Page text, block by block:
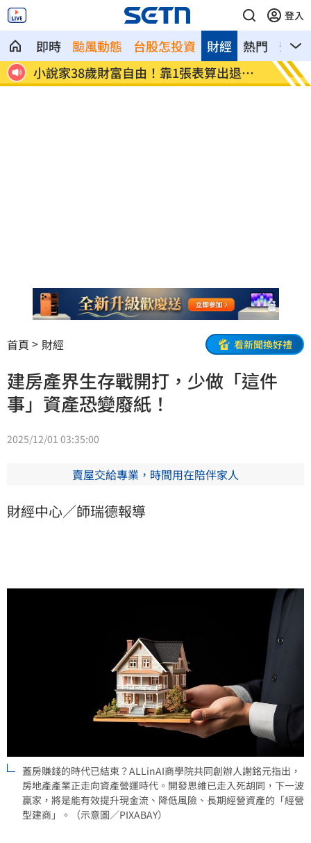
登入
即時 颱風動態 台股怎投資 熱門 影音
財經
紅 小說家38歲財富自由！靠1張表算出退休
金
全聯
付」！
首頁 財經 看新聞換好禮
建房產界生存戰開打，少做「這件
事」資產恐變廢紙！
2025/12/01 03:35:00
賣屋交給專業，時間用在陪伴家人
財經中心／師瑞德報導
蓋房賺錢的時代已結束？ALLinAI商學院共同創辦人謝銘元指出，
房地產產業正走向資產營運時代。開發思維已走入死胡同，下一波
贏家，將是能有效提升現金流、降低風險、長期經營資產的「經營
型建商」。（示意圖／PIXABAY）